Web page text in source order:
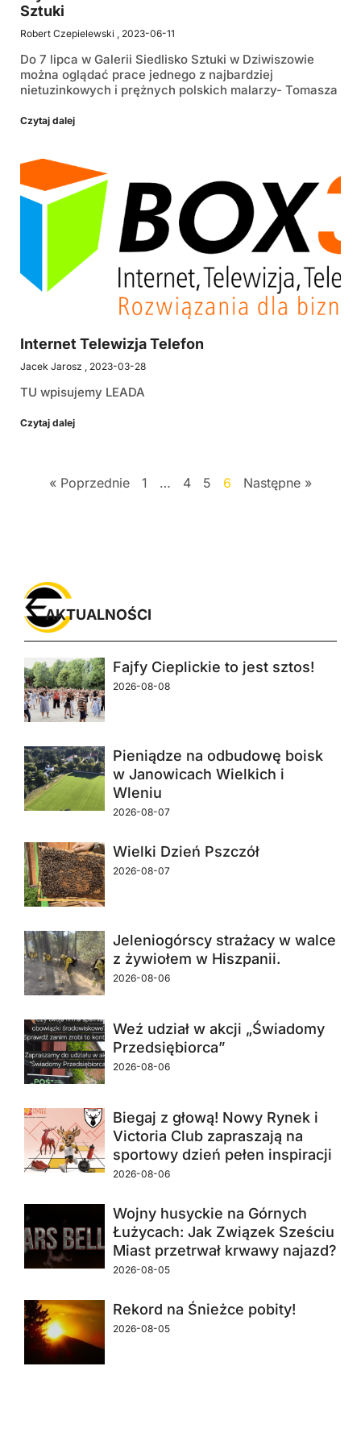
Sztuki
Robert Czepielewski 2023-06-11
Do 7 lipca w Galerii Siedlisko Sztuki w Dziwiszowie
można oglądać prace jednego z najbardziej
nietuzinkowych i prężnych polskich malarzy- Tomasza
Czytaj dalej
Internet Telewizja Telefon
Jacek Jarosz 2023-03-28
TU wpisujemy LEADA
Czytaj dalej
« Poprzednie 1 … 4 5 6 Następne »
Fajfy Cieplickie to jest sztos!
2026-08-08
Pieniądze na odbudowę boisk
w Janowicach Wielkich i
Wleniu
2026-08-07
Wielki Dzień Pszczół
2026-08-07
Jeleniogórscy strażacy w walce
z żywiołem w Hiszpanii.
2026-08-06
Weź udział w akcji „Świadomy
Przedsiębiorca”
2026-08-06
Biegaj z głową! Nowy Rynek i
Victoria Club zapraszają na
sportowy dzień pełen inspiracji
2026-08-06
Wojny husyckie na Górnych
Łużycach: Jak Związek Sześciu
Miast przetrwał krwawy najazd?
2026-08-05
Rekord na Śnieżce pobity!
2026-08-05
AKTUALNOŚCI